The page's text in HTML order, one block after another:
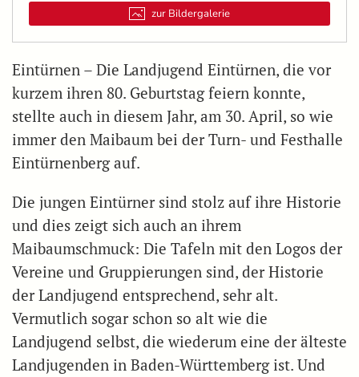
zur Bildergalerie
Eintürnen – Die Landjugend Eintürnen, die vor
kurzem ihren 80. Geburtstag feiern konnte,
stellte auch in diesem Jahr, am 30. April, so wie
immer den Maibaum bei der Turn- und Festhalle
Eintürnenberg auf.
Die jungen Eintürner sind stolz auf ihre Historie
und dies zeigt sich auch an ihrem
Maibaumschmuck: Die Tafeln mit den Logos der
Vereine und Gruppierungen sind, der Historie
der Landjugend entsprechend, sehr alt.
Vermutlich sogar schon so alt wie die
Landjugend selbst, die wiederum eine der älteste
Landjugenden in Baden-Württemberg ist. Und